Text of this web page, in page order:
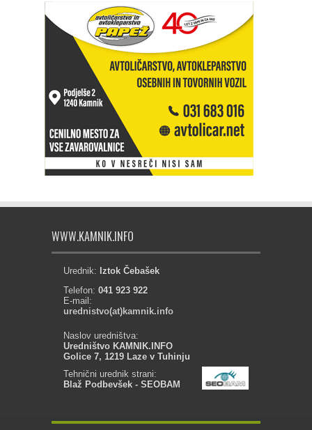
WWW.KAMNIK.INFO
Urednik: Iztok Čebašek
Telefon: 041 923 922
E-mail:
urednistvo(at)kamnik.info
Naslov uredništva:
Uredništvo KAMNIK.INFO
Golice 7, 1219 Laze v Tuhinju
Tehnični urednik strani:
Blaž Podbevšek - SEOBAM